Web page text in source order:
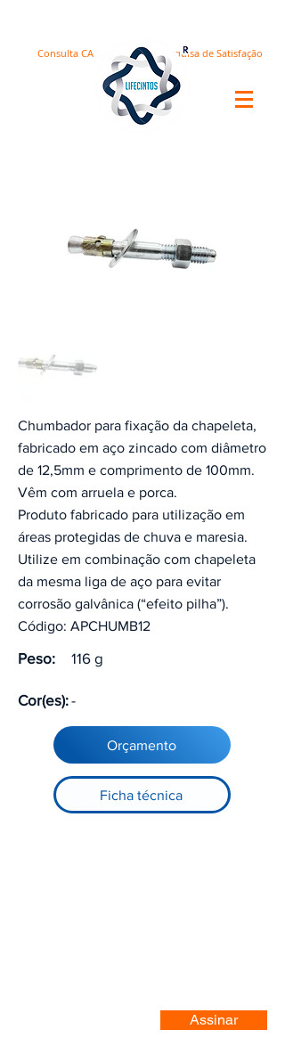
Pesquisa de Satisfação
Consulta CA
Chumbador para fixação da chapeleta,
fabricado em aço zincado com diâmetro
de 12,5mm e comprimento de 100mm.
Vêm com arruela e porca.
Produto fabricado para utilização em
áreas protegidas de chuva e maresia.
Utilize em combinação com chapeleta
da mesma liga de aço para evitar
corrosão galvânica (“efeito pilha”).
Código: APCHUMB12
Peso: 116 g
Cor(es):-
Orçamento
Ficha técnica
Assinar